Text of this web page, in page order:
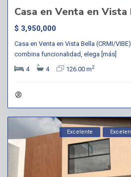
Casa en Venta en
$ 3,950,000
Casa en Venta en Vista Bella (CRMI/
combina funcionalidad, elega [más]
4
4 126.00 m2
Excelente